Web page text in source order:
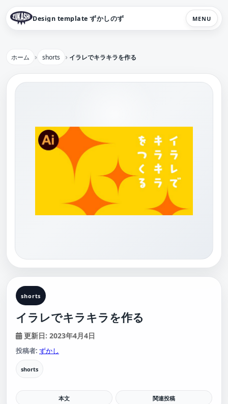
Design template ずかしのず MENU
ホーム shorts イラレでキラキラを作る
shorts
イラレでキラキラを作る
更新日: 2023年4月4日
投稿者: ずかし
shorts
本文 関連投稿